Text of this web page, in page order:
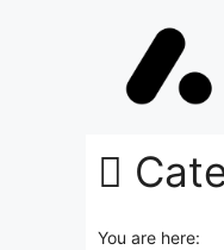
You are here: